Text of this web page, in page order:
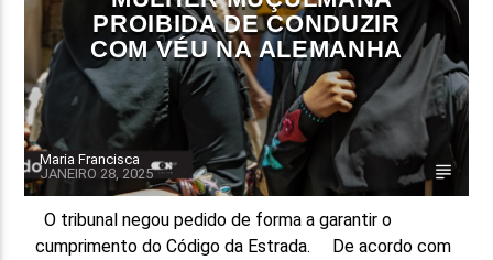
ARTISTA
ON FM
PROIBIDA DE CONDUZIR
COM VÉU NA ALEMANHA
Maria Francisca
JANEIRO 28, 2025
O tribunal negou pedido de forma a garantir o
cumprimento do Código da Estrada. De acordo com